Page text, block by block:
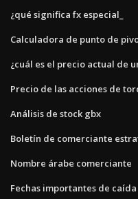
¿qué significa fx especial_
Calculadora de punto de
¿cuál es el precio actual de
Precio de las acciones de
Análisis de stock gbx
Boletín de comerciante
Nombre árabe comerciante
Fechas importantes de